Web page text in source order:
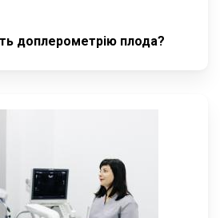
доплерометрію плода?